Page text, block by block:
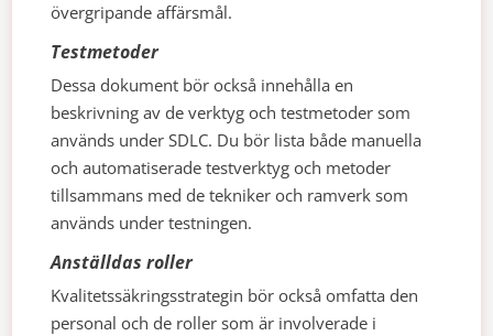
övergripande affärsmål.
Testmetoder
Dessa dokument bör också innehålla en
beskrivning av de verktyg och testmetoder som
används under SDLC. Du bör lista både manuella
och automatiserade testverktyg och metoder
tillsammans med de tekniker och ramverk som
används under testningen.
Anställdas roller
Kvalitetssäkringsstrategin bör också omfatta den
personal och de roller som är involverade i